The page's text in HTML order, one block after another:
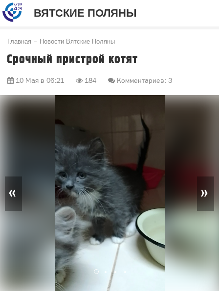
ВЯТСКИЕ ПОЛЯНЫ
Главная Новости Вятские Поляны
Срочный пристрой котят
10 Мая в 06:21 184 Комментариев: 3
« »